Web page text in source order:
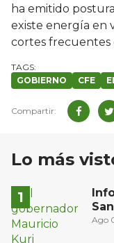
ha emitido
existe energía en
cortes frecuentes
GOBIERNO CFE
Lo más
Ago